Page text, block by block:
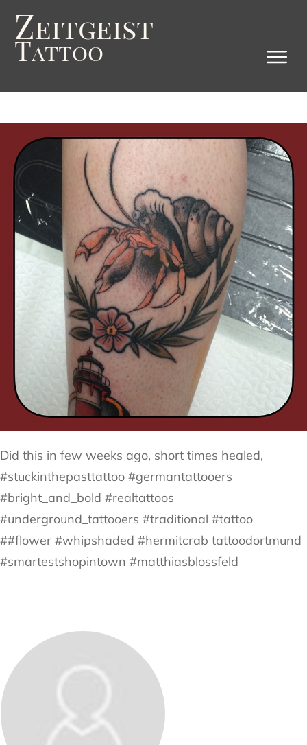
Zeitgeist
Tattoo
Did this in few weeks ago, short times healed,
#stuckinthepasttattoo #germantattooers
#bright_and_bold #realtattoos
#underground_tattooers #traditional #tattoo
##flower #whipshaded #hermitcrab tattoodortmund
#smartestshopintown #matthiasblossfeld